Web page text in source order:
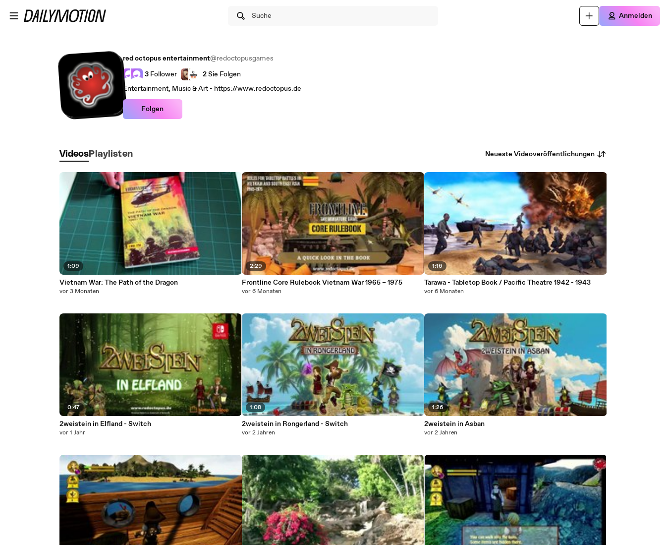
Suche Anmelden
red octopus entertainment@redoctopusgames
3 Follower 2Sie Folgen
Entertainment, Music & Art - https://www.redoctopus.de
Folgen
Videos Playlisten Neueste Videoveröffentlichungen
1:09
Vietnam War: The Path of the Dragon
vor 3 Monaten
0:47
2weistein in Elfland - Switch
vor 1 Jahr
2:29
Frontline Core Rulebook Vietnam War 1965 – 1975
vor 6 Monaten
1:08
2weistein in Rongerland - Switch
vor 2 Jahren
1:16
Tarawa - Tabletop Book / Pacific Theatre 1942 - 1943
vor 6 Monaten
1:26
2weistein in Asban
vor 2 Jahren